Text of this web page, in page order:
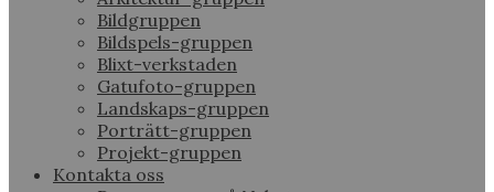
Bildgruppen
Bildspels-gruppen
Blixt-verkstaden
Gatufoto-gruppen
Landskaps-gruppen
Porträtt-gruppen
Projekt-gruppen
Kontakta oss